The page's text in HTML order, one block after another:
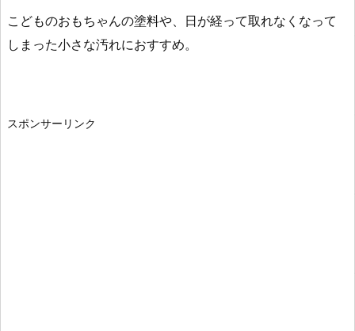
こどものおもちゃんの塗料や、日が経って取れなくなって
しまった小さな汚れにおすすめ。
スポンサーリンク